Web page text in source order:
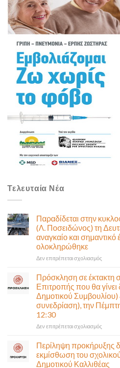
Τελευταία Νέα
Παραδίδεται στην
(Λ. Ποσειδώνος) τη
αναγκαίο και
ολοκληρώθηκε
Δεν επιτρέπεται σχολιασμόςστο
η
Παλαιά
10
Ένα
Πρόσκληση σε έκτακτη
Επιτροπής που θα
Δημοτικού Συμβουλίου)
συνεδρίαση), την
12:30
Δεν επιτρέπεται σχολιασμόςστο
σε
έκτακτη
Περίληψη προκήρυξης
εκμίσθωση του
Δημοτικού Καλλιθέας